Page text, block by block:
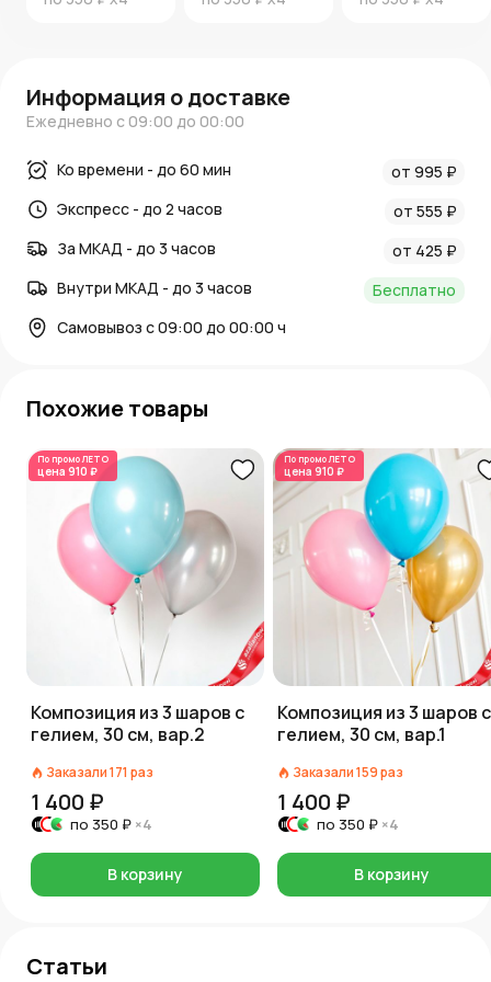
Информация о доставке
Ежедневно с 09:00 до 00:00
Ко времени - до 60 мин
от 995 ₽
Экспресс - до 2 часов
от 555 ₽
За МКАД - до 3 часов
от 425 ₽
Внутри МКАД - до 3 часов
Бесплатно
Самовывоз с 09:00 до 00:00 ч
Похожие товары
По промоЛЕТО
цена 910 ₽
Композиция из 3 шаров с
гелием, 30 см, вар.2
Заказали171 раз
1 400 ₽
по 350 ₽ ×4
В корзину
По промоЛЕТО
цена 910 ₽
Композиция из 3 шаров с
гелием, 30 см, вар.1
Заказали159раз
1 400 ₽
по 350 ₽ ×4
В корзину
Статьи